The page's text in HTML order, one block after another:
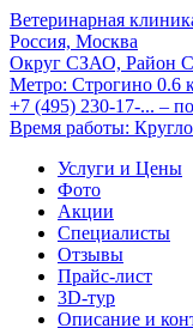
Ветеринарная
Россия, Москва
Округ СЗАО, Район
Метро: Строгино 0.6
+7 (495) 230-17-... –
Время работы:
Услуги и Цены
Фото
Акции
Специалисты
Отзывы
Прайс-лист
3D-тур
Описание и